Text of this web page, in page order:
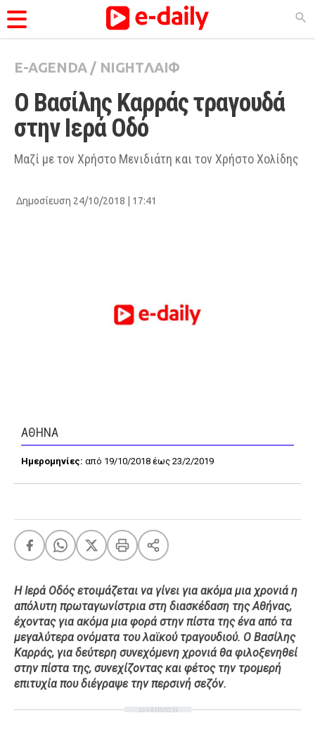
ΚΑΤΗΓΟΡΊΕΣ
Ειδήσεις
Θέματα
Videos
Viral
Retro Summer
OMG
Xmas
LIFE
Food
Body+Mind
Ταξίδια
Style
Σπίτι
Family
E-AGENDA/ NIGHTΛΑΙΦ
Ο Βασίλης Καρράς τραγουδά
στην Ιερά Οδό
Μαζί με τον Χρήστο Μενιδιάτη και τον Χρήστο Χολίδης
Δημοσίευση 24/10/2018 | 17:41
ΑΘΗΝΑ
Ημερομηνίες: από 19/10/2018 έως 23/2/2019
Η Ιερά Οδός ετοιμάζεται να γίνει για ακόμα μια χρονιά η
απόλυτη πρωταγωνίστρια στη διασκέδαση της Αθήνας,
έχοντας για ακόμα μια φορά στην πίστα της ένα από τα
μεγαλύτερα ονόματα του λαϊκού τραγουδιού. Ο Βασίλης
Καρράς, για δεύτερη συνεχόμενη χρονιά θα φιλοξενηθεί
στην πίστα της, συνεχίζοντας και φέτος την τρομερή
επιτυχία που διέγραψε την περσινή σεζόν.
ΔΙΑΦΗΜΙΣΗ